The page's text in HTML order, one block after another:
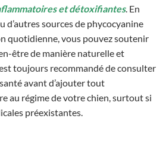
et détoxifiantes. En
d’autres sources de phycocyanine
quotidienne, vous pouvez soutenir
être de manière naturelle et
toujours recommandé de consulter
avant d’ajouter tout
au régime de votre chien, surtout si
préexistantes.